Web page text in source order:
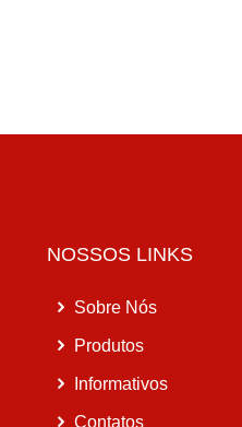
NOSSOS LINKS
Sobre Nós
Produtos
Informativos
Contatos